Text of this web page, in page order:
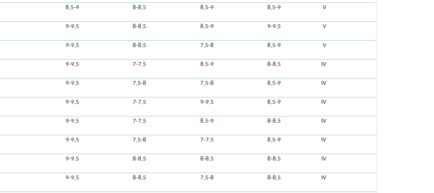
8,5-9 8-8,5 8,5-9 8,5-9 V
9-9,5 8-8,5 8,5-9 9-9,5 V
9-9,5 8-8,5 7,5-8 8,5-9 V
9-9,5 7-7,5 8,5-9 8-8,5 IV
9-9,5 7,5-8 7,5-8 8,5-9 IV
9-9,5 7-7,5 9-9,5 8,5-9 IV
9-9,5 7-7,5 8,5-9 8-8,5 IV
9-9,5 7,5-8 7-7,5 8,5-9 IV
9-9,5 8-8,5 8-8,5 8-8,5 IV
9-9,5 8-8,5 7,5-8 8-8,5 IV